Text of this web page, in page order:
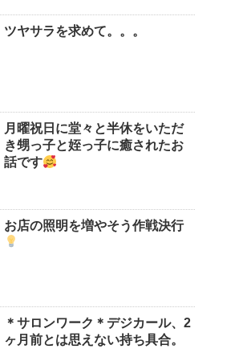
ツヤサラを求めて。。。
月曜祝日に堂々と半休をいただ
き甥っ子と姪っ子に癒されたお
話です
お店の照明を増やそう作戦決行
＊サロンワーク＊デジカール、2
ヶ月前とは思えない持ち具合。